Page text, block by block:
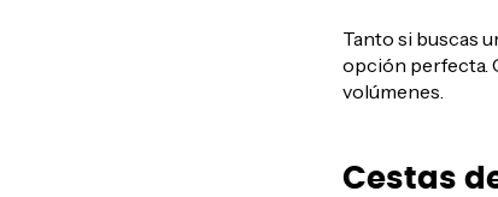
Tanto si buscas
opción perfecta.
volúmenes.
Cestas